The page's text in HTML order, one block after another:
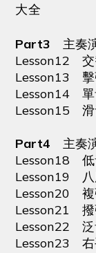
大全
Part3 主奏
Lesson12 交
Lesson13 擊
Lesson14 單
Lesson15 滑
Part4 主奏
Lesson18 低
Lesson19 八
Lesson20 複
Lesson21 撥
Lesson22 泛
Lesson23 右